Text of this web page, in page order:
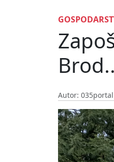
Autor: 035portal